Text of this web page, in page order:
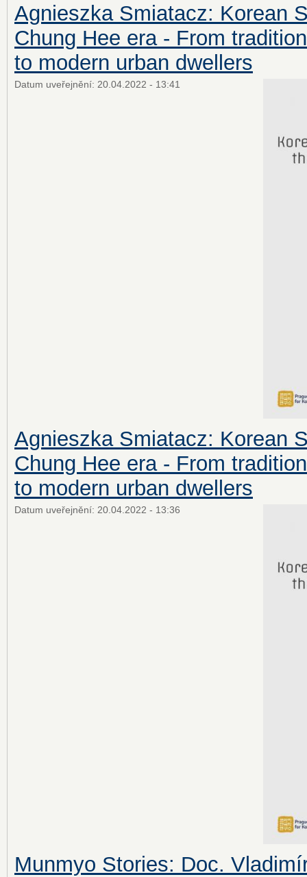
Agnieszka Smiatacz: Korean
Chung Hee era - From
to modern urban dwellers
Datum uveřejnění: 20.04.2022 - 13:41
Agnieszka Smiatacz: Korean
Chung Hee era - From
to modern urban dwellers
Datum uveřejnění: 20.04.2022 - 13:36
Munmyo Stories: Doc.